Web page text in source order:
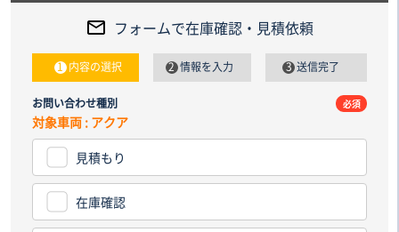
フォームで在庫確認・見積依頼
内容の選択 情報を入力 送信完了
お問い合わせ種別 必須
対象車両 : アクア
見積もり
在庫確認